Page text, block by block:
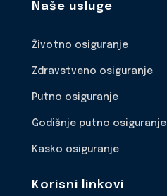
Naše usluge
Životno osiguranje
Zdravstveno osiguranje
Putno osiguranje
Godišnje putno osiguranje
Kasko osiguranje
Korisni linkovi